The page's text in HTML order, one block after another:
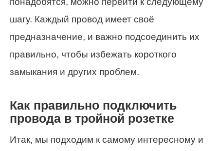
шагу. Каждый провод имеет своё
предназначение, и важно подсоединить их
правильно, чтобы избежать короткого
замыкания и других проблем.
Как правильно подключить
провода в тройной розетке
Итак, мы подходим к самому интересному и